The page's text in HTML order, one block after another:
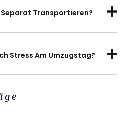
Separat Transportieren?
Stress Am Umzugstag?